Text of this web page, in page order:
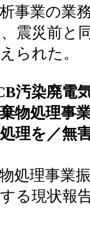
事業の業
震災前と
られた。
汚染廃電
物処理事
理を／無
処理事業
る現状報